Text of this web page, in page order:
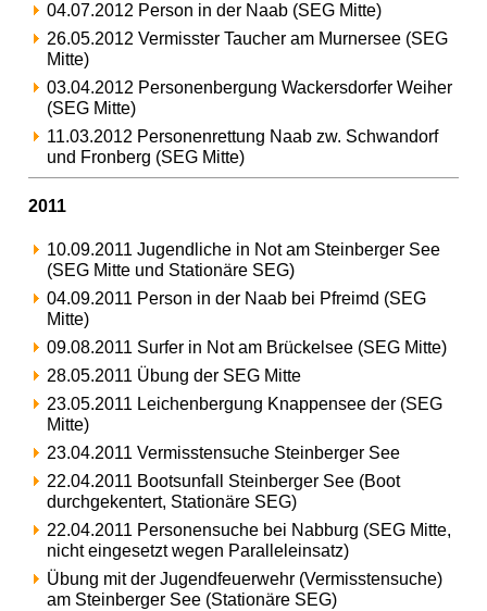
04.07.2012 Person in der Naab (SEG Mitte)
26.05.2012 Vermisster Taucher am Murnersee (SEG
Mitte)
03.04.2012 Personenbergung Wackersdorfer Weiher
(SEG Mitte)
11.03.2012 Personenrettung Naab zw. Schwandorf
und Fronberg (SEG Mitte)
2011
10.09.2011 Jugendliche in Not am Steinberger See
(SEG Mitte und Stationäre SEG)
04.09.2011 Person in der Naab bei Pfreimd (SEG
Mitte)
09.08.2011 Surfer in Not am Brückelsee (SEG Mitte)
28.05.2011 Übung der SEG Mitte
23.05.2011 Leichenbergung Knappensee der (SEG
Mitte)
23.04.2011 Vermisstensuche Steinberger See
22.04.2011 Bootsunfall Steinberger See (Boot
durchgekentert, Stationäre SEG)
22.04.2011 Personensuche bei Nabburg (SEG Mitte,
nicht eingesetzt wegen Paralleleinsatz)
Übung mit der Jugendfeuerwehr (Vermisstensuche)
am Steinberger See (Stationäre SEG)